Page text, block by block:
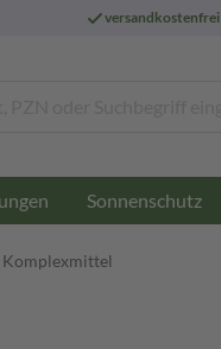
versandkostenfrei
Sonnenschutz
Komplexmittel